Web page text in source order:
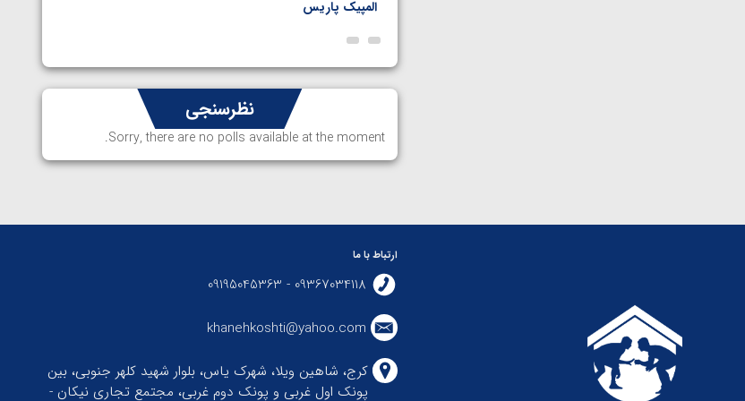
المپیک پاریس
نظرسنجی
Sorry, there are no polls available at the moment.
ارتباط با ما
09367034118 - 09195045363
khanehkoshti@yahoo.com
کرج، شاهین ویلا، شهرک یاس، بلوار شهید کلهر جنوبی، بین
پونک اول غربی و پونک دوم غربی، مجتمع تجاری نیکان -